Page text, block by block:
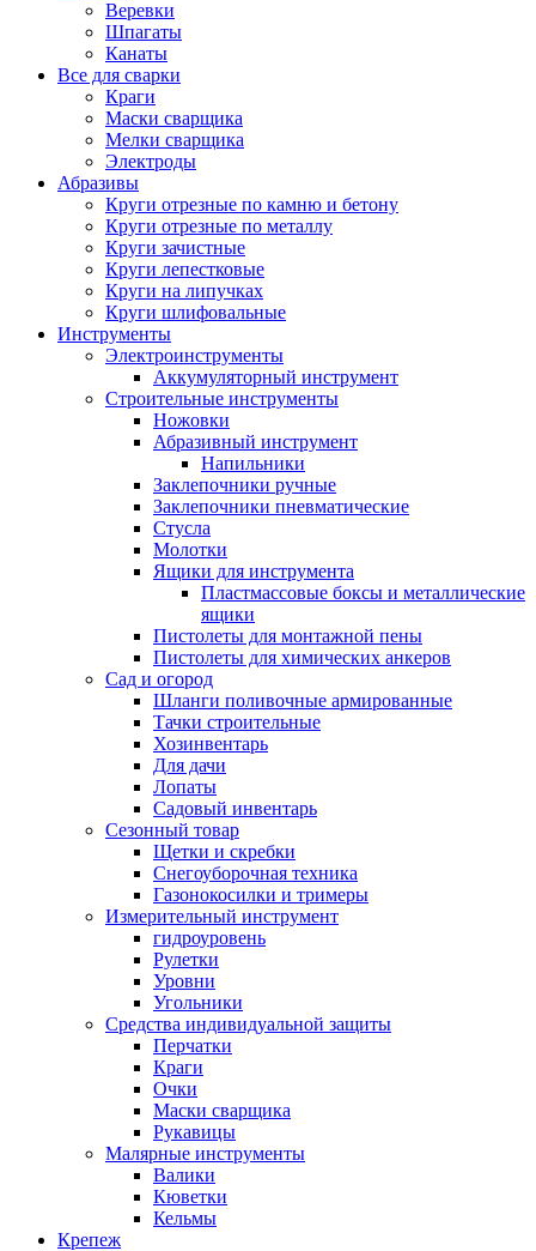
Веревки
Шпагаты
Канаты
Все для сварки
Краги
Маски сварщика
Мелки сварщика
Электроды
Абразивы
Круги отрезные по камню и бетону
Круги отрезные по металлу
Круги зачистные
Круги лепестковые
Круги на липучках
Круги шлифовальные
Инструменты
Электроинструменты
Аккумуляторный инструмент
Строительные инструменты
Ножовки
Абразивный инструмент
Напильники
Заклепочники ручные
Заклепочники пневматические
Стусла
Молотки
Ящики для инструмента
Пластмассовые боксы и металлические
ящики
Пистолеты для монтажной пены
Пистолеты для химических анкеров
Сад и огород
Шланги поливочные армированные
Тачки строительные
Хозинвентарь
Для дачи
Лопаты
Садовый инвентарь
Сезонный товар
Щетки и скребки
Снегоуборочная техника
Газонокосилки и тримеры
Измерительный инструмент
гидроуровень
Рулетки
Уровни
Угольники
Средства индивидуальной защиты
Перчатки
Краги
Очки
Маски сварщика
Рукавицы
Малярные инструменты
Валики
Кюветки
Кельмы
Крепеж